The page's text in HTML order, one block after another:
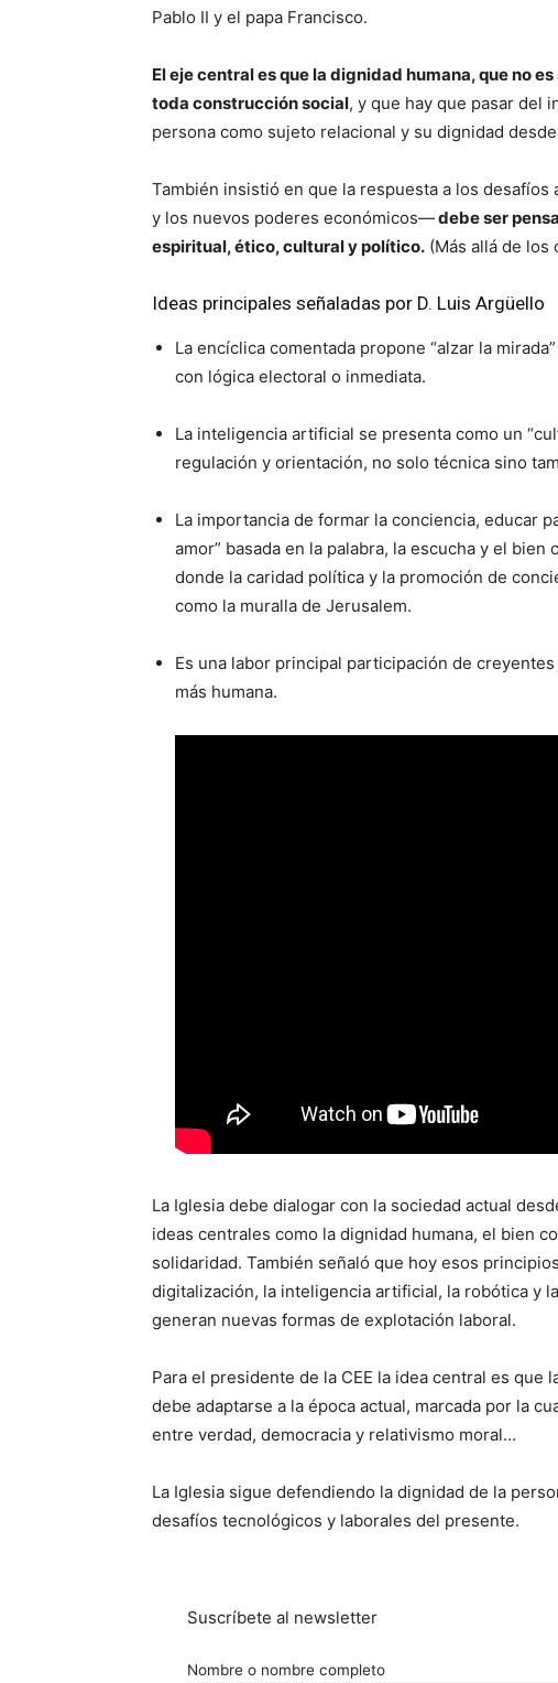
Pablo II y el papa Francisco.
El eje central es que la dignidad humana, que no
toda construcción social, y que hay que pasar del
persona como sujeto relacional y su dignidad
También insistió en que la respuesta a los
y los nuevos poderes económicos—debe ser
espiritual, ético, cultural y político. (Más allá de
Ideas principales señaladas por D. Luis Argüello
La encíclica comentada propone “alzar la
con lógica electoral o inmediata.
La inteligencia artificial se presenta como un
regulación y orientación, no solo técnica sino
La importancia de formar la conciencia, educar
amor” basada en la palabra, la escucha y el
donde la caridad política y la promoción de
como la muralla de Jerusalem.
Es una labor principal participación de
más humana.
La Iglesia debe dialogar con la sociedad actual
ideas centrales como la dignidad humana, el bien
solidaridad. También señaló que hoy esos
digitalización, la inteligencia artificial, la robótica y
generan nuevas formas de explotación laboral.
Para el presidente de la CEE la idea central es que
debe adaptarse a la época actual, marcada por la
entre verdad, democracia y relativismo moral…
La Iglesia sigue defendiendo la dignidad de la
desafíos tecnológicos y laborales del presente.
Suscríbete al newsletter
Nombre o nombre completo